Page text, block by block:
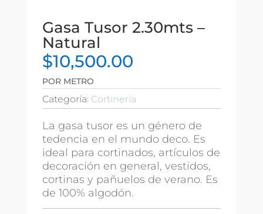
Gasa Tusor 2.30mts –
Natural
$10,500.00
POR METRO
Categoría: Cortinería
La gasa tusor es un género de
tedencia en el mundo deco. Es
ideal para cortinados, artículos de
decoración en general, vestidos,
cortinas y pañuelos de verano. Es
de 100% algodón.